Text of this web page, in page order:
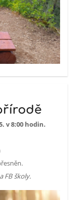
v 8:00 hodin.
FB školy.